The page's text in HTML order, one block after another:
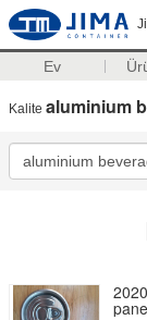
Ev
Kalite aluminium